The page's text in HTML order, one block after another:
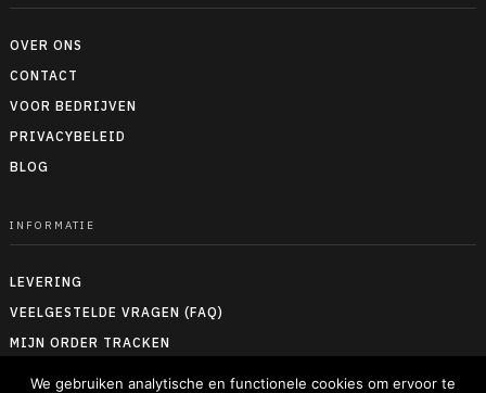
OVER ONS
CONTACT
VOOR BEDRIJVEN
PRIVACYBELEID
BLOG
INFORMATIE
LEVERING
VEELGESTELDE VRAGEN (FAQ)
MIJN ORDER TRACKEN
We gebruiken analytische en functionele cookies om ervoor te